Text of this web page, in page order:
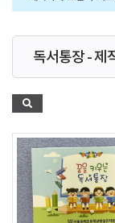
독서통장 - 제